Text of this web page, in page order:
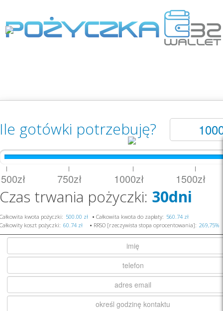
Ile gotówki potrzebuję?
| | | |
500zł 750zł 1000zł 1500zł
Czas trwania pożyczki: 30dni
Całkowita kwota pożyczki: • Całkowita kwota do zapłaty:
Całkowity koszt pożyczki:
• RRSO [rzeczywista stopa oprocentowania]: